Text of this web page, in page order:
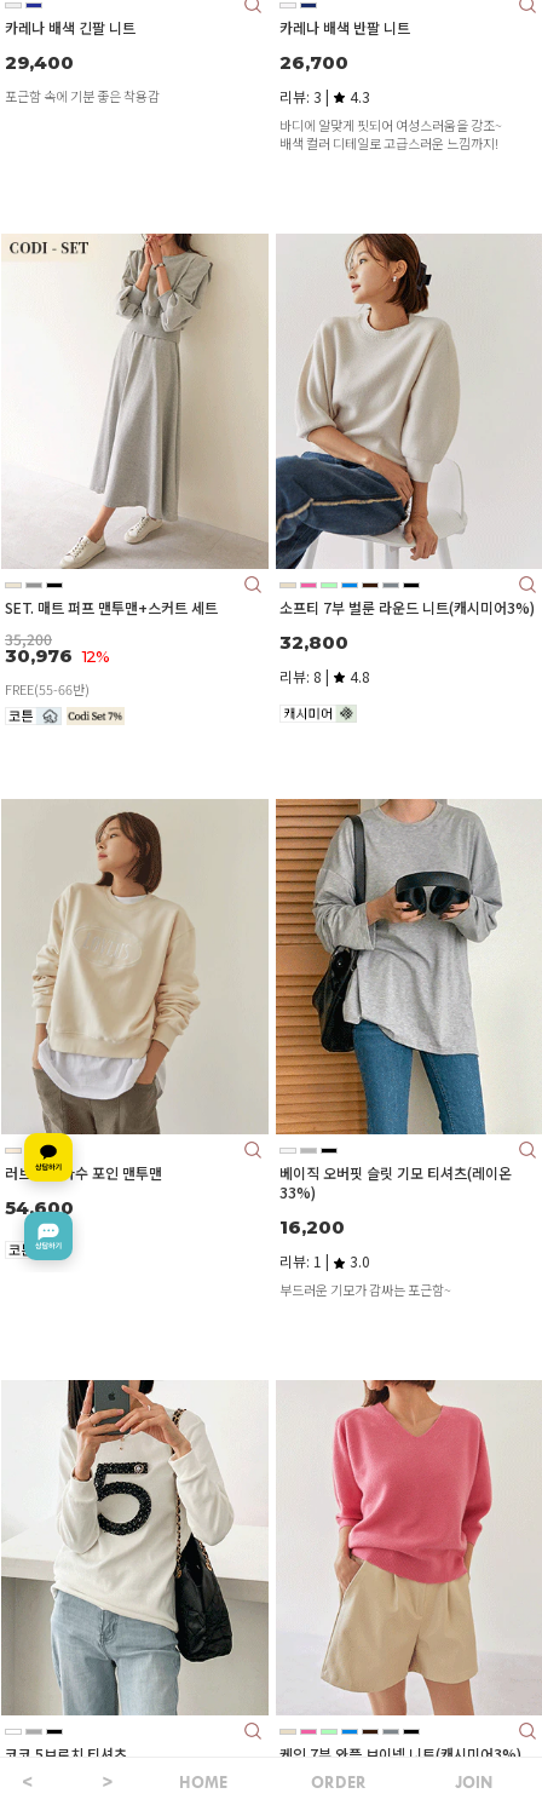
HOME ORDER JOIN
카레나 배색 긴팔 니트
29,400
포근함 속에 기분 좋은 착용감
카레나 배색 반팔 니트
26,700
리뷰: 3 | 4.3
바디에 알맞게 핏되어 여성스러움을 강조~
배색 컬러 디테일로 고급스러운 느낌까지!
SET. 매트 퍼프 맨투맨+스커트 세트
35,200
30,976 12%
FREE(55-66반)
소프티 7부 벌룬 라운드 니트(캐시미어3%)
32,800
리뷰: 8 | 4.8
러브어스 자수 포인 맨투맨
54,600
베이직 오버핏 슬릿 기모 티셔츠(레이온
33%)
16,200
리뷰: 1 | 3.0
부드러운 기모가 감싸는 포근함~
코코 5브로치 티셔츠
38,900
케인 7부 와플 브이넥 니트(캐시미어3%)
33,600